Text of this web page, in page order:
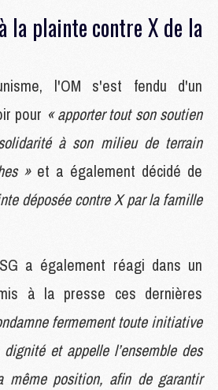
la plainte contre X de la
l'OM s'est fendu d'un
pour « apporter tout son soutien
à son milieu de terrain
» et a également décidé de
déposée contre X par la famille
a également réagi dans un
à la presse ces dernières
fermement toute initiative
et appelle l’ensemble des
même position, afin de garantir